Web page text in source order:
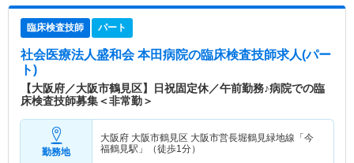
臨床検査技師 パート
社会医療法人盛和会 本田病院の臨床検査技師求人(パー
ト)
【大阪府／大阪市鶴見区】日祝固定休／午前勤務♪病院での臨
床検査技師募集＜非常勤＞
勤務地
大阪府 大阪市鶴見区 大阪市営長堀鶴見緑地線「今
福鶴見駅」（徒歩1分）